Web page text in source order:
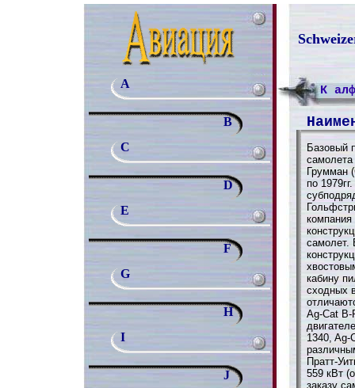
A
B
C
D
E
F
G
H
I
J
К
Базовый
самолета
Грумман
по
самолет.
кабину
сходных
Ag-Cat B-
1340, Ag-
Пратт-
559 кВт
заказу